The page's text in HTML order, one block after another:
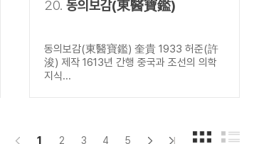
20. 동의보감(東醫寶鑑)
동의보감(東醫寶鑑) 奎貴 1933 허준(許
浚) 제작 1613년 간행 중국과 조선의 의학
지식...
1 2 3 4 5